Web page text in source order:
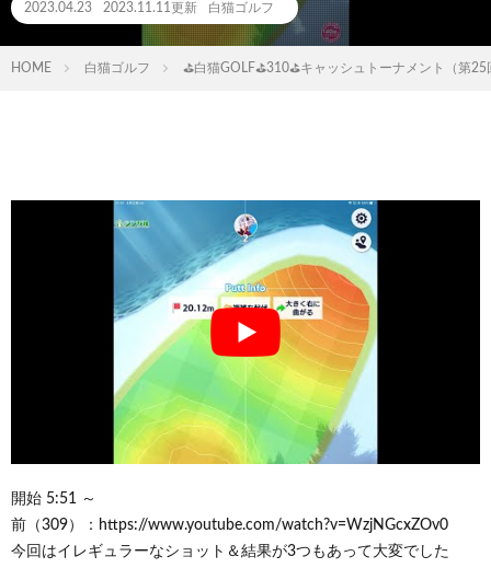
2023.04.23 2023.11.11更新 白猫ゴルフ
HOME 白猫ゴルフ ⛳白猫GOLF⛳310⛳キャッシュトーナメント（第
開始 5:51 ～
前（309）：https://www.youtube.com/watch?v=WzjNGcxZOv0
今回はイレギュラーなショット＆結果が3つもあって大変でした